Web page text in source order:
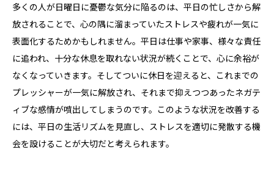
多くの人が日曜日に憂鬱な気分に陥るのは、平日の忙しさから解
放されることで、心の隅に溜まっていたストレスや疲れが一気に
表面化するためかもしれません。平日は仕事や家事、様々な責任
に追われ、十分な休息を取れない状況が続くことで、心に余裕が
なくなっていきます。そしてついに休日を迎えると、これまでの
プレッシャーが一気に解放され、それまで抑えつつあったネガテ
ィブな感情が噴出してしまうのです。このような状況を改善する
には、平日の生活リズムを見直し、ストレスを適切に発散する機
会を設けることが大切だと考えられます。